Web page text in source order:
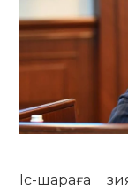
Іс-шараға